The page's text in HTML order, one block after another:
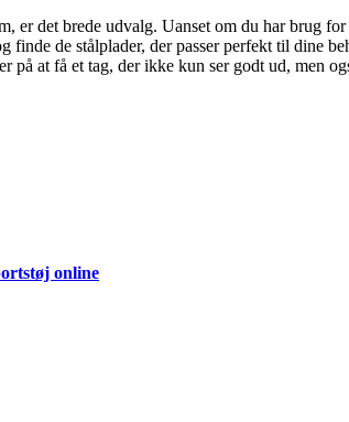
er det brede udvalg. Uanset om du har brug
finde de stålplader, der passer perfekt til
at få et tag, der ikke kun ser godt ud, men
online